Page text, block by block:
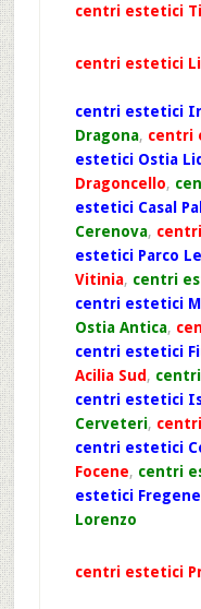
centri estetici
centri estetici
centri estetici
Dragona, centri
estetici Ostia
Dragoncello,
estetici Casal
Cerenova,
estetici Parco
Vitinia, centri
centri estetici
Ostia Antica,
centri estetici
Acilia Sud ,
centri estetici
Cerveteri,
centri estetici
Focene, centri
estetici Fregene
Lorenzo
centri estetici